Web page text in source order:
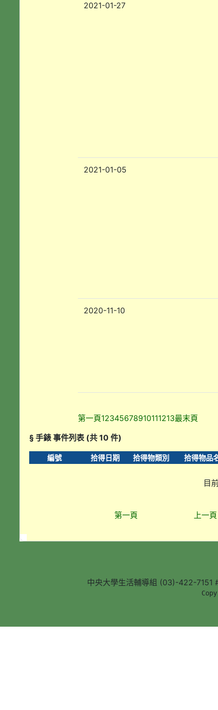
2021-01-27
2021-01-05
2020-11-10
第一頁12345678910111213最末頁
§ 手錶 事件列表 (共 10 件)
編號 拾得日期 拾得物類別 拾得物品
目
第一頁 上一頁
中央大學生活輔導組 (03)-422-7151